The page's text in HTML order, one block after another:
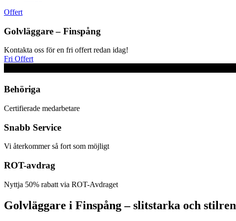
Offert
Golvläggare – Finspång
Kontakta oss för en fri offert redan idag!
Fri Offert
Behöriga
Certifierade medarbetare
Snabb Service
Vi återkommer så fort som möjligt
ROT-avdrag
Nyttja 50% rabatt via ROT-Avdraget
Golvläggare i Finspång – slitstarka och